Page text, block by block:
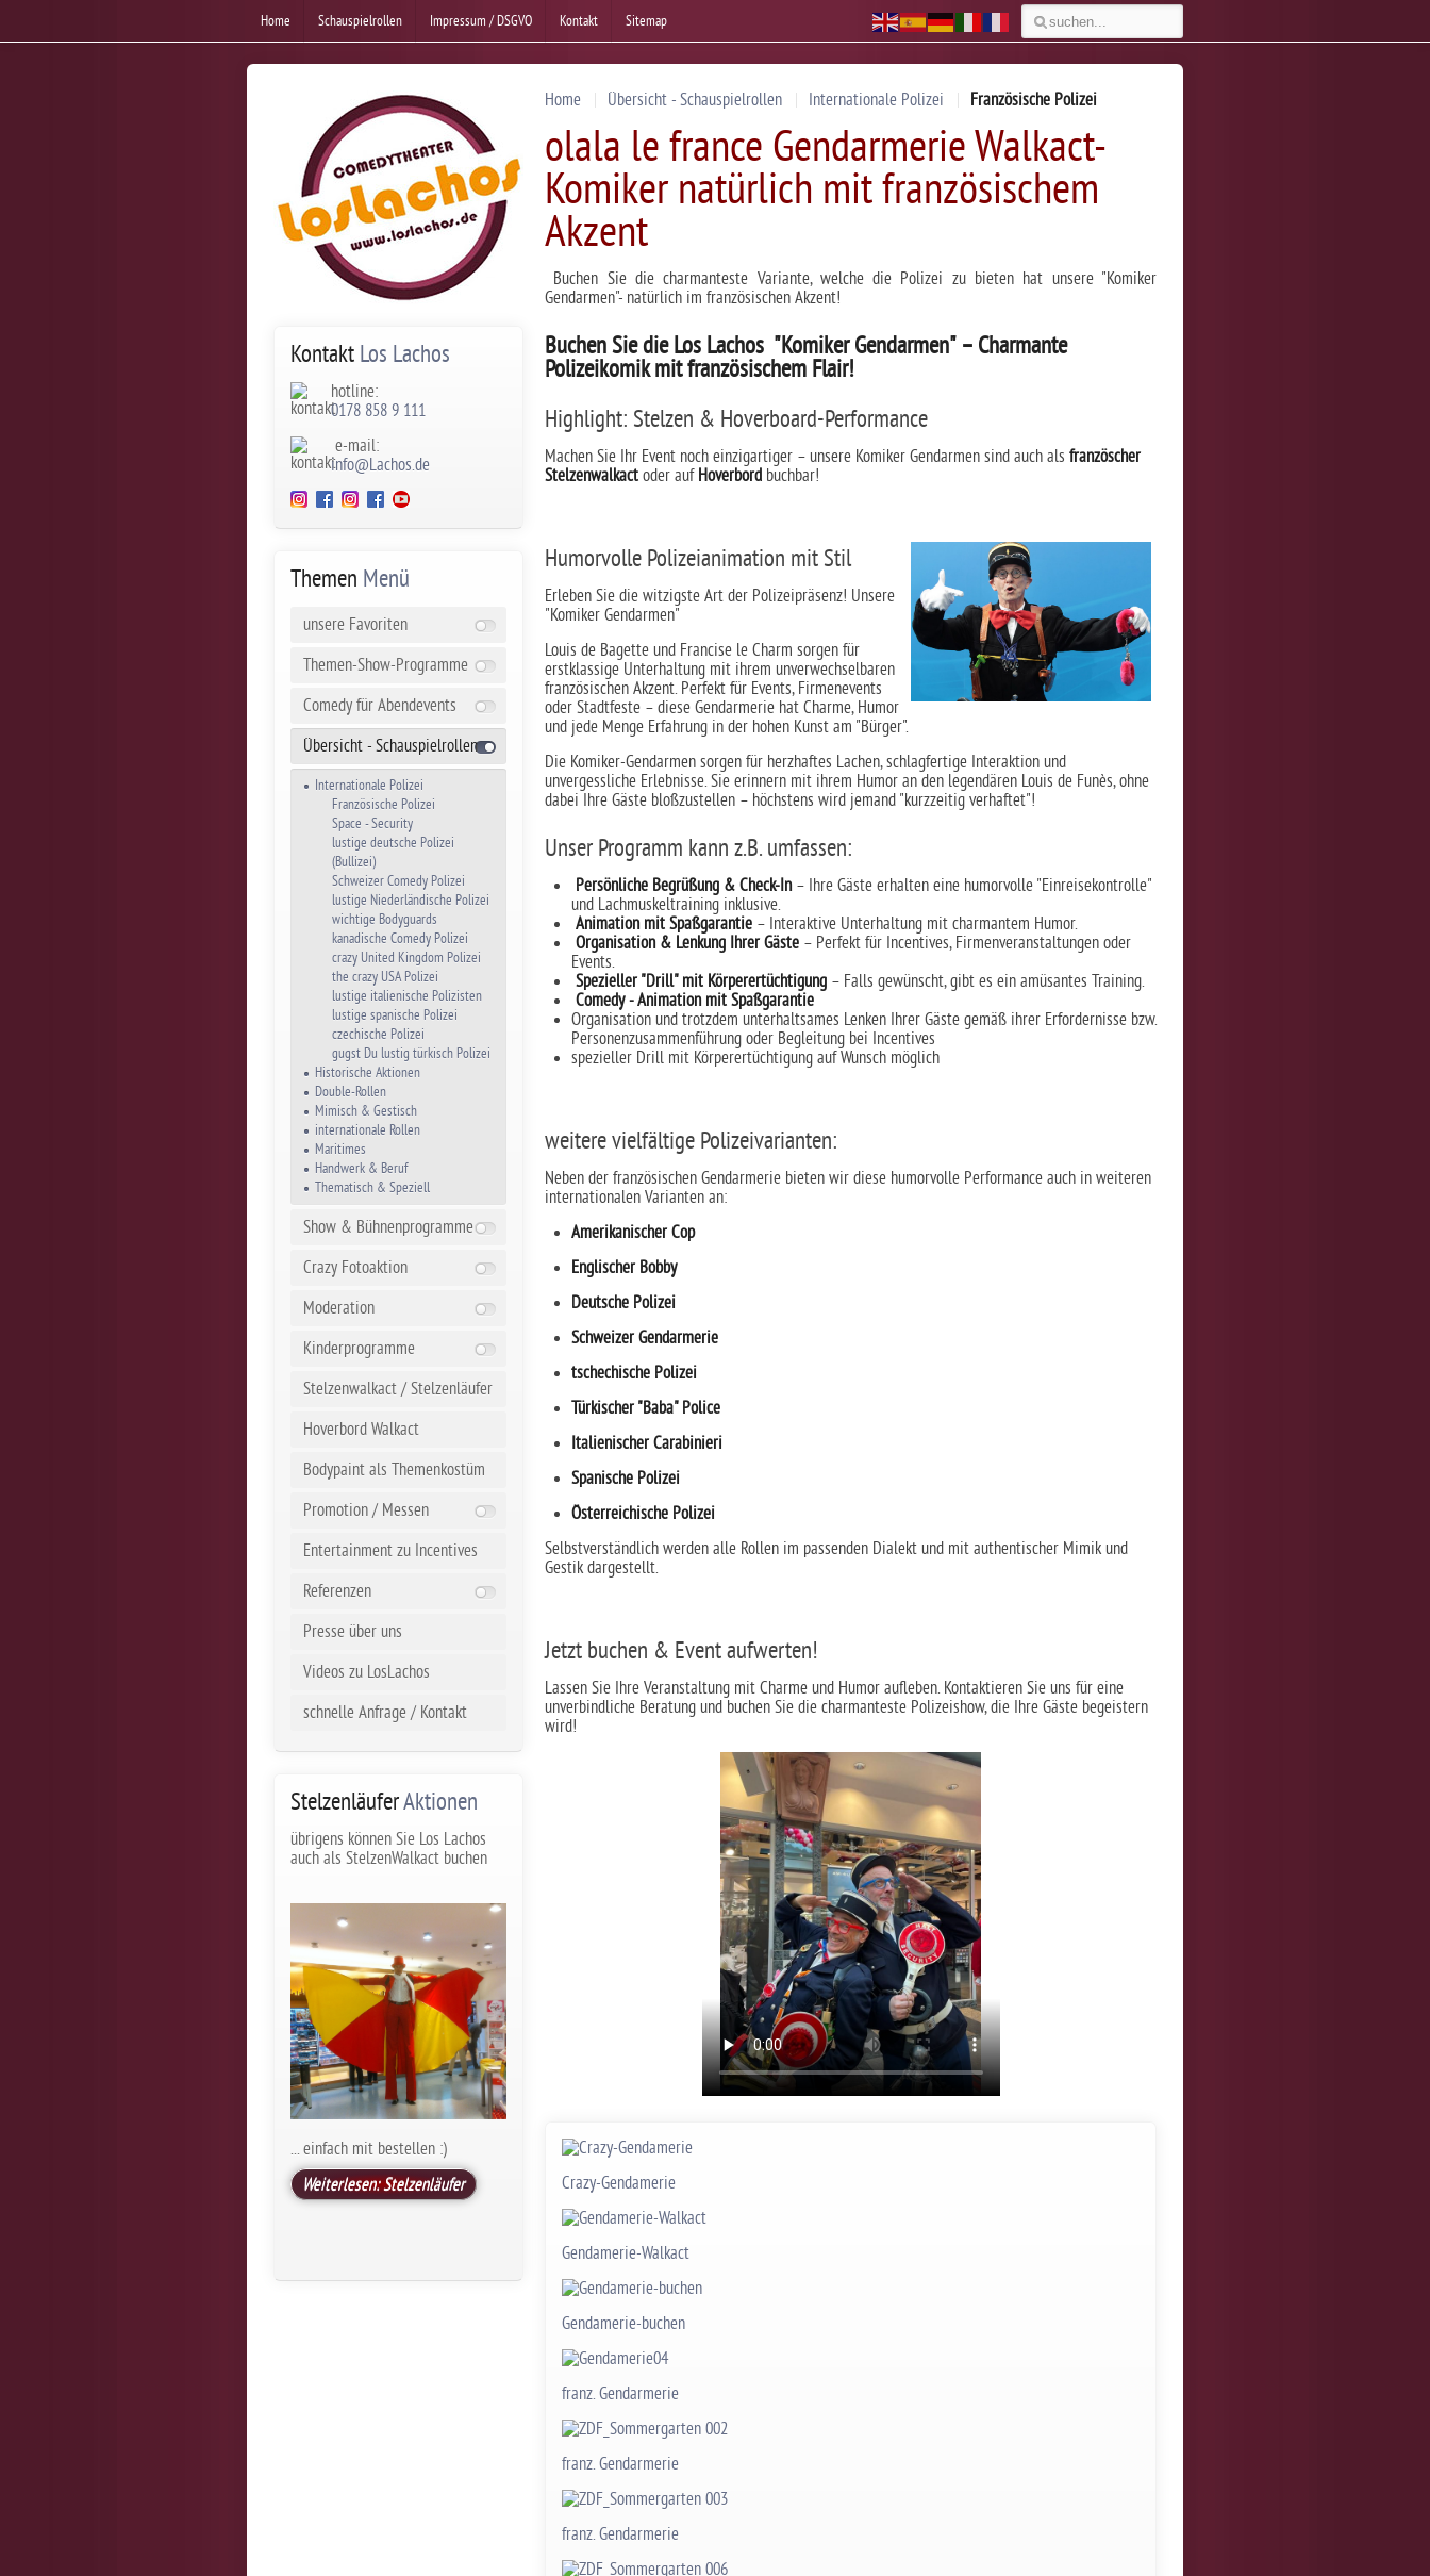
Home Schauspielrollen Impressum / DSGVO Kontakt Sitemap
Home Übersicht - Schauspielrollen Internationale Polizei Französische Polizei
olala le france Gendarmerie Walkact-
Komiker natürlich mit französischem
Akzent
Buchen Sie die charmanteste Variante, welche die Polizei zu bieten hat unsere "Komiker
Gendarmen"- natürlich im französischen Akzent!
Buchen Sie die Los Lachos "Komiker Gendarmen" – Charmante
Polizeikomik mit französischem Flair!
Highlight: Stelzen & Hoverboard-Performance
Machen Sie Ihr Event noch einzigartiger – unsere Komiker Gendarmen sind auch als französcher
Stelzenwalkact oder auf Hoverbord buchbar!
Humorvolle Polizeianimation mit Stil
Erleben Sie die witzigste Art der Polizeipräsenz! Unsere
"Komiker Gendarmen"
Louis de Bagette und Francise le Charm sorgen für
erstklassige Unterhaltung mit ihrem unverwechselbaren
französischen Akzent. Perfekt für Events, Firmenevents
oder Stadtfeste – diese Gendarmerie hat Charme, Humor
und jede Menge Erfahrung in der hohen Kunst am "Bürger".
Die Komiker-Gendarmen sorgen für herzhaftes Lachen, schlagfertige Interaktion und
unvergessliche Erlebnisse. Sie erinnern mit ihrem Humor an den legendären Louis de Funès, ohne
dabei Ihre Gäste bloßzustellen – höchstens wird jemand "kurzzeitig verhaftet"!
Unser Programm kann z.B. umfassen:
Persönliche Begrüßung & Check-In– Ihre Gäste erhalten eine humorvolle "Einreisekontrolle"
und Lachmuskeltraining inklusive.
Animation mit Spaßgarantie – Interaktive Unterhaltung mit charmantem Humor.
Organisation & Lenkung Ihrer Gäste – Perfekt für Incentives, Firmenveranstaltungen oder
Events.
Spezieller "Drill" mit Körperertüchtigung – Falls gewünscht, gibt es ein amüsantes Training.
Comedy - Animation mit Spaßgarantie
Organisation und trotzdem unterhaltsames Lenken Ihrer Gäste gemäß ihrer Erfordernisse bzw.
Personenzusammenführung oder Begleitung bei Incentives
spezieller Drill mit Körperertüchtigung auf Wunsch möglich
weitere vielfältige Polizeivarianten:
Neben der französischen Gendarmerie bieten wir diese humorvolle Performance auch in weiteren
internationalen Varianten an:
Amerikanischer Cop
Englischer Bobby
Deutsche Polizei
Schweizer Gendarmerie
tschechische Polizei
Türkischer "Baba" Police
Italienischer Carabinieri
Spanische Polizei
Österreichische Polizei
Selbstverständlich werden alle Rollen im passenden Dialekt und mit authentischer Mimik und
Gestik dargestellt.
Jetzt buchen & Event aufwerten!
Lassen Sie Ihre Veranstaltung mit Charme und Humor aufleben. Kontaktieren Sie uns für eine
unverbindliche Beratung und buchen Sie die charmanteste Polizeishow, die Ihre Gäste begeistern
wird!
Crazy-Gendamerie
Gendamerie-Walkact
Gendamerie-buchen
franz. Gendarmerie
franz. Gendarmerie
franz. Gendarmerie
Kontakt Los Lachos
hotline:
0178 858 9 111
e-mail:
info@Lachos.de
Themen Menü
unsere Favoriten
Themen-Show-Programme
Comedy für Abendevents
Übersicht - Schauspielrollen
Internationale Polizei
Französische Polizei
Space - Security
lustige deutsche Polizei
(Bullizei)
Schweizer Comedy Polizei
lustige Niederländische Polizei
wichtige Bodyguards
kanadische Comedy Polizei
crazy United Kingdom Polizei
the crazy USA Polizei
lustige italienische Polizisten
lustige spanische Polizei
czechische Polizei
gugst Du lustig türkisch Polizei
Historische Aktionen
Double-Rollen
Mimisch & Gestisch
internationale Rollen
Maritimes
Handwerk & Beruf
Thematisch & Speziell
Show & Bühnenprogramme
Crazy Fotoaktion
Moderation
Kinderprogramme
Stelzenwalkact / Stelzenläufer
Hoverbord Walkact
Bodypaint als Themenkostüm
Promotion / Messen
Entertainment zu Incentives
Referenzen
Presse über uns
Videos zu LosLachos
schnelle Anfrage / Kontakt
StelzenläuferAktionen
übrigens können Sie Los Lachos
auch als StelzenWalkact buchen
... einfach mit bestellen :)
Weiterlesen: Stelzenläufer